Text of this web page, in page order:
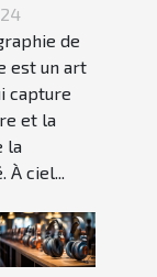
en
de
est un art
capture
et la
la
À ciel...